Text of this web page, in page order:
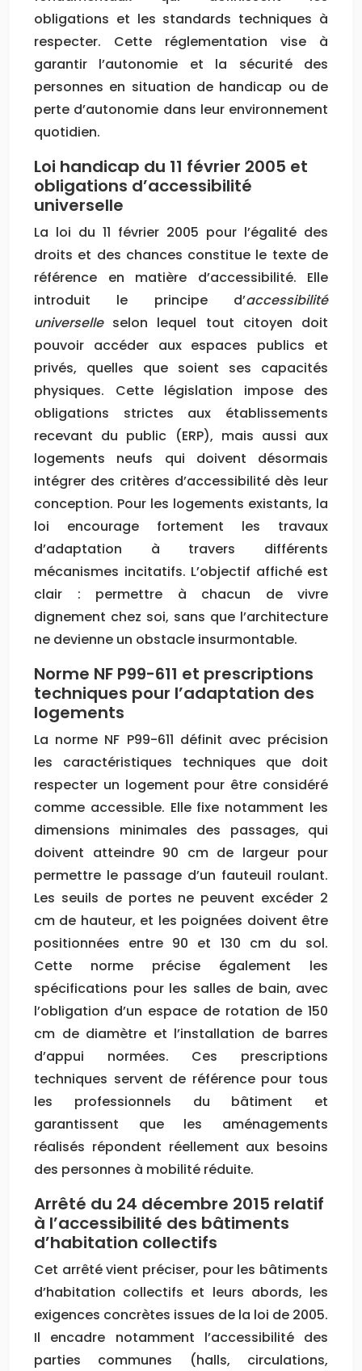
obligations et les standards techniques à
respecter. Cette réglementation vise à
garantir l’autonomie et la sécurité des
personnes en situation de handicap ou de
perte d’autonomie dans leur environnement
quotidien.
Loi handicap du 11 février 2005 et
obligations d’accessibilité
universelle
La loi du 11 février 2005 pour l’égalité des
droits et des chances constitue le texte de
référence en matière d’accessibilité. Elle
introduit le principe d’accessibilité
universelleselon lequel tout citoyen doit
pouvoir accéder aux espaces publics et
privés, quelles que soient ses capacités
physiques. Cette législation impose des
obligations strictes aux établissements
recevant du public (ERP), mais aussi aux
logements neufs qui doivent désormais
intégrer des critères d’accessibilité dès leur
conception. Pour les logements existants, la
loi encourage fortement les travaux
d’adaptation à travers différents
mécanismes incitatifs. L’objectif affiché est
clair : permettre à chacun de vivre
dignement chez soi, sans que l’architecture
ne devienne un obstacle insurmontable.
Norme NF P99-611 et prescriptions
techniques pour l’adaptation des
logements
La norme NF P99-611 définit avec précision
les caractéristiques techniques que doit
respecter un logement pour être considéré
comme accessible. Elle fixe notamment les
dimensions minimales des passages, qui
doivent atteindre 90 cm de largeur pour
permettre le passage d’un fauteuil roulant.
Les seuils de portes ne peuvent excéder 2
cm de hauteur, et les poignées doivent être
positionnées entre 90 et 130 cm du sol.
Cette norme précise également les
spécifications pour les salles de bain, avec
l’obligation d’un espace de rotation de 150
cm de diamètre et l’installation de barres
d’appui normées. Ces prescriptions
techniques servent de référence pour tous
les professionnels du bâtiment et
garantissent que les aménagements
réalisés répondent réellement aux besoins
des personnes à mobilité réduite.
Arrêté du 24 décembre 2015 relatif
à l’accessibilité des bâtiments
d’habitation collectifs
Cet arrêté vient préciser, pour les bâtiments
d’habitation collectifs et leurs abords, les
exigences concrètes issues de la loi de 2005.
Il encadre notamment l’accessibilité des
parties communes (halls, circulations,